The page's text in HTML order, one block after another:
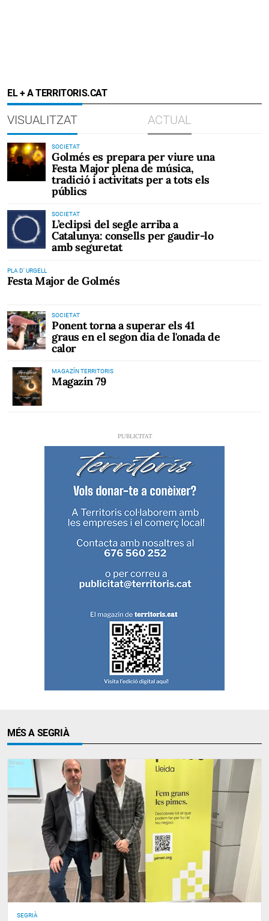
EL + A TERRITORIS.CAT
VISUALITZAT ACTUAL
SOCIETAT
Golmés es prepara per viure una
Festa Major plena de música,
tradició i activitats per a tots els
públics
SOCIETAT
L’eclipsi del segle arriba a
Catalunya: consells per gaudir-lo
amb seguretat
PLA D' URGELL
Festa Major de Golmés
SOCIETAT
Ponent torna a superar els 41
graus en el segon dia de l'onada de
calor
MAGAZÍN TERRITORIS
Magazín 79
MÉS A SEGRIÀ
SEGRIÀ